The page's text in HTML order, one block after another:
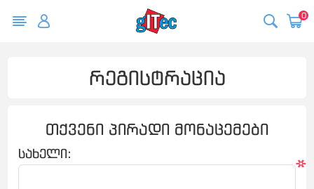
0
რეგისტრაცია
თქვენი პირადი მონაცემები
სახელი:
*